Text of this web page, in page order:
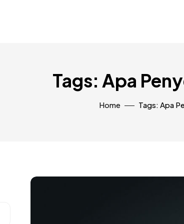
Tags: Apa
Home Tags: Apa